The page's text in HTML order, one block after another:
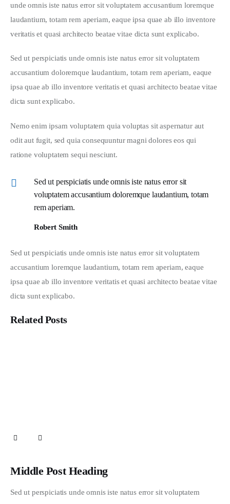
unde omnis iste natus error sit voluptatem accusantium loremque
laudantium, totam rem aperiam, eaque ipsa quae ab illo inventore
veritatis et quasi architecto beatae vitae dicta sunt explicabo.
Sed ut perspiciatis unde omnis iste natus error sit voluptatem
accusantium doloremque laudantium, totam rem aperiam, eaque
ipsa quae ab illo inventore veritatis et quasi architecto beatae vitae
dicta sunt explicabo.
Nemo enim ipsam voluptatem quia voluptas sit aspernatur aut
odit aut fugit, sed quia consequuntur magni dolores eos qui
ratione voluptatem sequi nesciunt.
Sed ut perspiciatis unde omnis iste natus error sit
voluptatem accusantium doloremque laudantium, totam
rem aperiam.
Robert Smith
Sed ut perspiciatis unde omnis iste natus error sit voluptatem
accusantium loremque laudantium, totam rem aperiam, eaque
ipsa quae ab illo inventore veritatis et quasi architecto beatae vitae
dicta sunt explicabo.
Related Posts
Middle Post Heading
Sed ut perspiciatis unde omnis iste natus error sit voluptatem